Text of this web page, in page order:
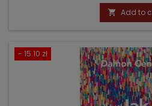
 Add to
- 15.10 zł